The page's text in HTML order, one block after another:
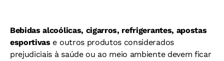
Bebidas alcoólicas, cigarros, refrigerantes, apostas
esportivas e outros produtos considerados
prejudiciais à saúde ou ao meio ambiente devem ficar